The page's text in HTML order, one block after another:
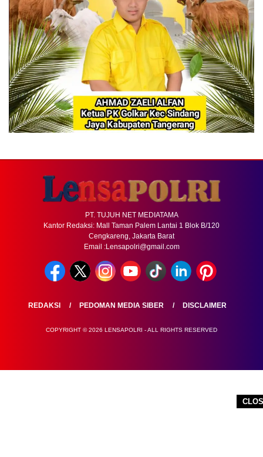
PT. TUJUH NET MEDIATAMA
Kantor Redaksi: Mall Taman Palem Lantai 1 Blok B/120
Cengkareng, Jakarta Barat
Email :Lensapolri@gmail.com
REDAKSI PEDOMAN MEDIA SIBER DISCLAIMER
COPYRIGHT © 2026 LENSAPOLRI - ALL RIGHTS RESERVED